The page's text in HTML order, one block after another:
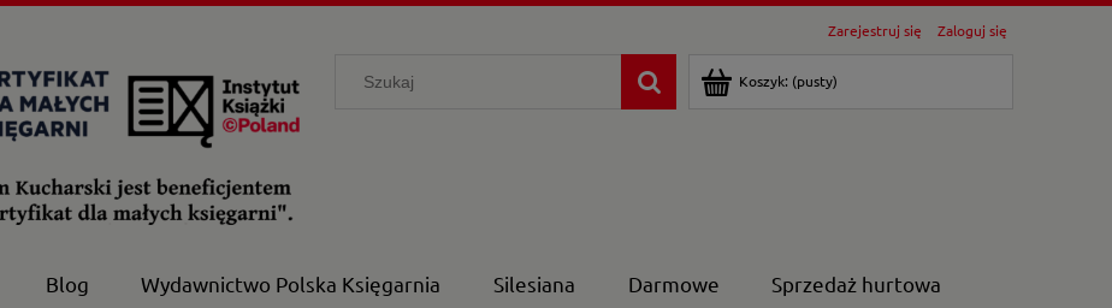
Zarejestruj się Zaloguj się
Koszyk: (pusty)
Blog Wydawnictwo Polska Księgarnia Silesiana Darmowe Sprzedaż hurtowa